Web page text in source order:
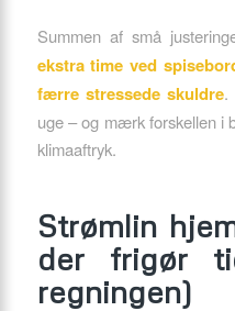
Summen af små
ekstra time ved
færre stressede skuldre.
uge – og mærk forskellen i
klimaaftryk.
Strømlin
der frigør
regningen)